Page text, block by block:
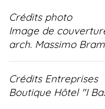
Crédits photo
Image de
arch. Massimo
Crédits Entreprises
Boutique Hôtel "I